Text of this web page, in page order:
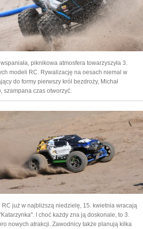
piknikowa atmosfera towarzyszyła 3.
modeli RC. Rywalizację na oesach niemal w
do formy pierwszy król bezdroży, Michał
szampana czas otworzyć.
już w najbliższą niedzielę, 15. kwietnia wracają
I choć każdy zna ją doskonale, to 3.
nowych atrakcji. Zawodnicy także planują kilka